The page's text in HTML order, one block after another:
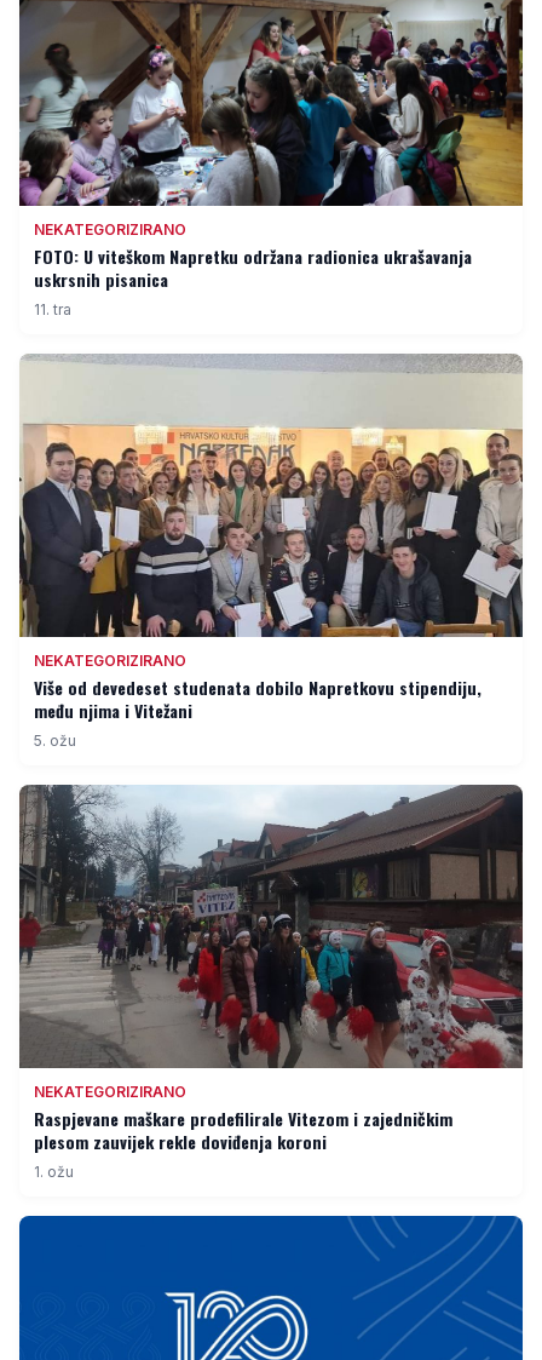
NEKATEGORIZIRANO
FOTO: U viteškom Napretku održana radionica ukrašavanja
uskrsnih pisanica
11. tra
NEKATEGORIZIRANO
Više od devedeset studenata dobilo Napretkovu stipendiju,
među njima i Vitežani
5. ožu
NEKATEGORIZIRANO
Raspjevane maškare prodefilirale Vitezom i zajedničkim
plesom zauvijek rekle doviđenja koroni
1. ožu